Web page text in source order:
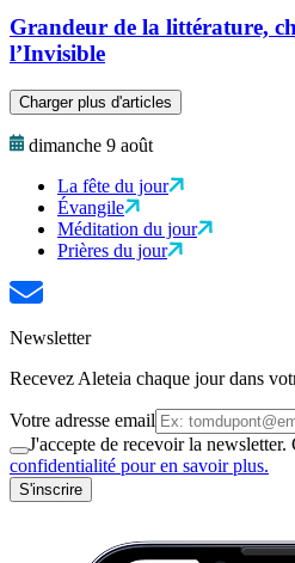
Grandeur de la littérature,
l’Invisible
Charger plus d'articles
dimanche 9 août
La fête du jour
Évangile
Méditation du jour
Prières du jour
Newsletter
Recevez Aleteia chaque jour dans
Votre adresse email
J'accepte de recevoir la newsletter.
confidentialité pour en savoir plus.
S'inscrire